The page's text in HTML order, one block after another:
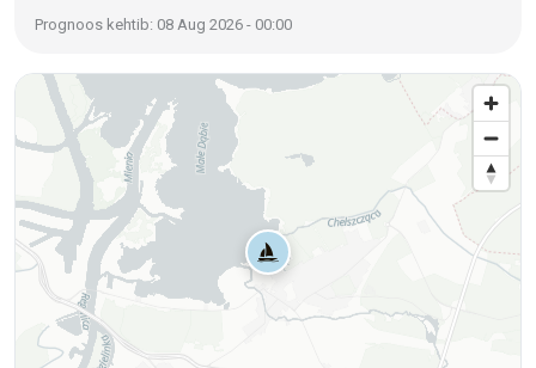
Prognoos kehtib: 08 Aug 2026 - 00:00